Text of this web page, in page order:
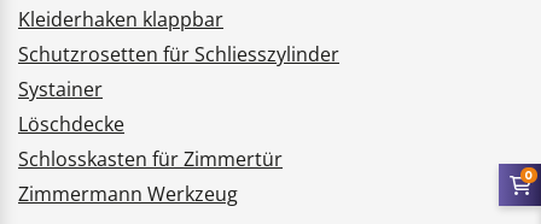
Kleiderhaken klappbar
Schutzrosetten für Schliesszylinder
Systainer
Löschdecke
Schlosskasten für Zimmertür
Zimmermann Werkzeug
0